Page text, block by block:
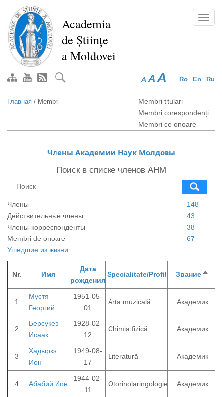
Перейти
основному
содержанию
Academia
de Științe
a Moldovei
Ro En Ru
A A A
Главная / Membri
Membri titulari
Membri corespondenți
Membri de onoare
Члены Академии Наук Молдовы
Поиск в списке членов АНМ
Члены
148
Действительные члены
43
Члены-корреспонденты
38
Membri de onoare
67
Ушедшиe из жизни
Nr. Имя
Дата
рождения
Specialitate/Profil Звание
1
Мустя
Георгий
1951-05-
01
Arta muzicală Академик
2
Берсукер
Исаак
1928-02-
12
Chimia fizică Академик
3
Хадыркэ
Ион
1949-08-
17
Literatură Академик
4 Абабий Ион
1944-02-
11
Otorinolaringologie Академик